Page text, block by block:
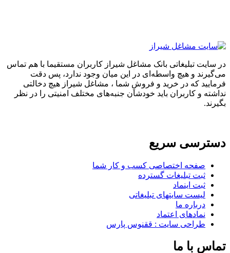
در سایت تبلیغاتی بانک مشاغل شیراز کاربران مستقیما با هم تماس
می‌گیرند و هیچ واسطه‌ای در این میان وجود ندارد، پس دقت
فرمایید که در خرید و فروشِ شما ، مشاغل شیراز هیچ دخالتی
نداشته و کاربران باید خودشان جنبه‌های مختلف امنیتی را در نظر
بگیرند.
دسترسی سریع
صفحه اختصاصی کسب و کار شما
ثبت تبلیغات گسترده
ثبت اینماد
لیست سایتهای تبلیغاتی
درباره ما
نمادهای اعتماد
طراحی سایت : ققنوس پارس
تماس با ما